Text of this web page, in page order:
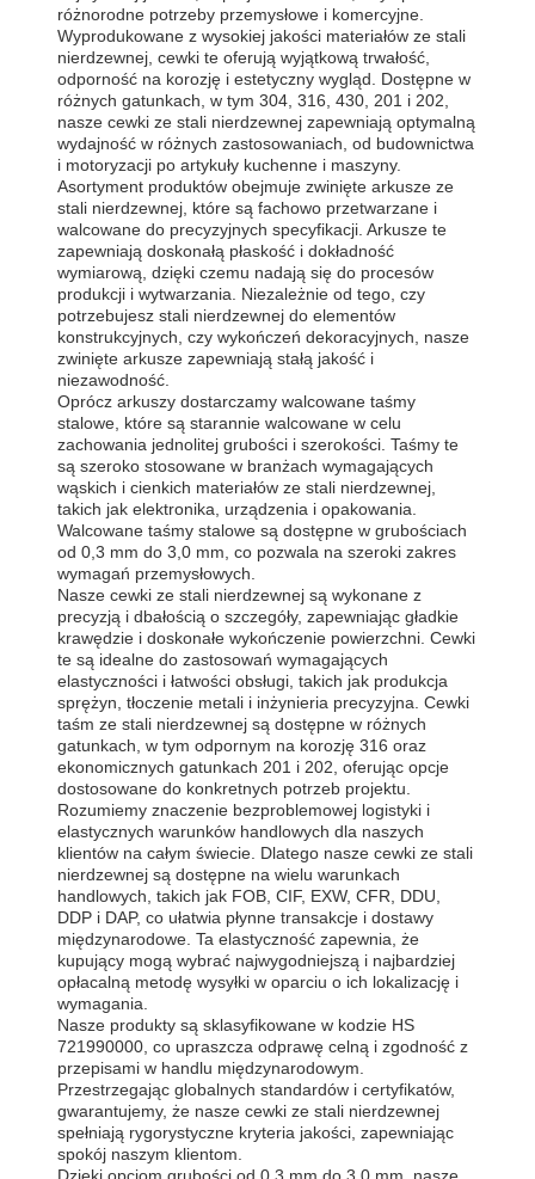
różnorodne potrzeby przemysłowe i komercyjne.
Wyprodukowane z wysokiej jakości materiałów ze stali
nierdzewnej, cewki te oferują wyjątkową trwałość,
odporność na korozję i estetyczny wygląd. Dostępne w
różnych gatunkach, w tym 304, 316, 430, 201 i 202,
nasze cewki ze stali nierdzewnej zapewniają optymalną
wydajność w różnych zastosowaniach, od budownictwa
i motoryzacji po artykuły kuchenne i maszyny.
Asortyment produktów obejmuje zwinięte arkusze ze
stali nierdzewnej, które są fachowo przetwarzane i
walcowane do precyzyjnych specyfikacji. Arkusze te
zapewniają doskonałą płaskość i dokładność
wymiarową, dzięki czemu nadają się do procesów
produkcji i wytwarzania. Niezależnie od tego, czy
potrzebujesz stali nierdzewnej do elementów
konstrukcyjnych, czy wykończeń dekoracyjnych, nasze
zwinięte arkusze zapewniają stałą jakość i
niezawodność.
Oprócz arkuszy dostarczamy walcowane taśmy
stalowe, które są starannie walcowane w celu
zachowania jednolitej grubości i szerokości. Taśmy te
są szeroko stosowane w branżach wymagających
wąskich i cienkich materiałów ze stali nierdzewnej,
takich jak elektronika, urządzenia i opakowania.
Walcowane taśmy stalowe są dostępne w grubościach
od 0,3 mm do 3,0 mm, co pozwala na szeroki zakres
wymagań przemysłowych.
Nasze cewki ze stali nierdzewnej są wykonane z
precyzją i dbałością o szczegóły, zapewniając gładkie
krawędzie i doskonałe wykończenie powierzchni. Cewki
te są idealne do zastosowań wymagających
elastyczności i łatwości obsługi, takich jak produkcja
sprężyn, tłoczenie metali i inżynieria precyzyjna. Cewki
taśm ze stali nierdzewnej są dostępne w różnych
gatunkach, w tym odpornym na korozję 316 oraz
ekonomicznych gatunkach 201 i 202, oferując opcje
dostosowane do konkretnych potrzeb projektu.
Rozumiemy znaczenie bezproblemowej logistyki i
elastycznych warunków handlowych dla naszych
klientów na całym świecie. Dlatego nasze cewki ze stali
nierdzewnej są dostępne na wielu warunkach
handlowych, takich jak FOB, CIF, EXW, CFR, DDU,
DDP i DAP, co ułatwia płynne transakcje i dostawy
międzynarodowe. Ta elastyczność zapewnia, że
kupujący mogą wybrać najwygodniejszą i najbardziej
opłacalną metodę wysyłki w oparciu o ich lokalizację i
wymagania.
Nasze produkty są sklasyfikowane w kodzie HS
721990000, co upraszcza odprawę celną i zgodność z
przepisami w handlu międzynarodowym.
Przestrzegając globalnych standardów i certyfikatów,
gwarantujemy, że nasze cewki ze stali nierdzewnej
spełniają rygorystyczne kryteria jakości, zapewniając
spokój naszym klientom.